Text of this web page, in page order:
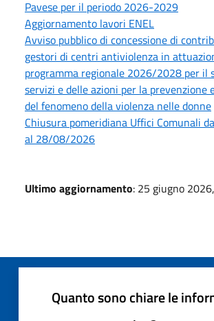
Pavese per il periodo 2026-2029
Aggiornamento lavori ENEL
Avviso pubblico di concessione di
gestori di centri antiviolenza in
programma regionale 2026/2028 per il
servizi e delle azioni per la prevenzione
del fenomeno della violenza nelle donne
Chiusura pomeridiana Uffici Comunali
al 28/08/2026
Ultimo aggiornamento: 25 giugno
Quanto sono chiare le